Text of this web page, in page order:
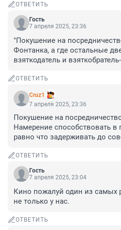
ОТВЕТИТЬ
Гость
7 апреля 2025, 23:36
"Покушение на
Фонтанка, а где остальные
взяткодатель и
ОТВЕТИТЬ
Cruz1
7 апреля 2025, 23:36
Покушение на
Намерение способствовать в
равно что задерживать до
ОТВЕТИТЬ
Гость
7 апреля 2025, 23:04
Кино пожалуй один из самых
не только у нас.
ОТВЕТИТЬ